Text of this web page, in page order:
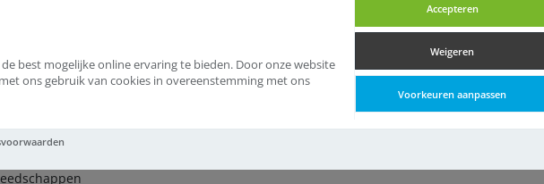
best mogelijke online ervaring te bieden. Door onze website
ons gebruik van cookies in overeenstemming met ons
Accepteren
Weigeren
Voorkeuren aanpassen